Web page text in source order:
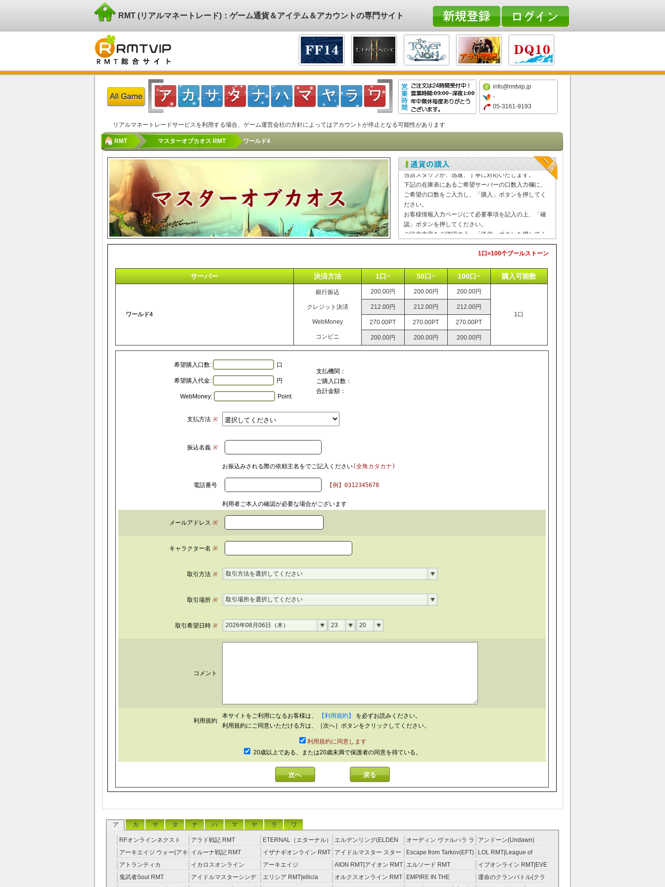
RMT (リアルマネートレード)：ゲーム通貨＆アイテム＆アカウントの専門サイト
info@rmtvip.jp
-
05-3161-9193
リアルマネートレードサービスを利用する場合、ゲーム運営会社の方針によってはアカウントが停止となる可能性があります
RMT マスターオブカオス RMT
ワールド4
マスターオブカオス RMT通貨の購入ゲームをプレイ
中、通貨が足りないと思ったら、是非ご利用下さい。
当店スタッフが、迅速、丁寧に対応いたします。
下記の在庫表にあるご希望サーバーの口数入力欄に、
ご希望の口数をご入力し、「購入」ボタンを押してく
ださい。
お客様情報入力ページにて必要事項を記入の上、「確
認」ボタンを押してください。
ご注文内容をご確認の上、「送信」ボタンを押してく
ださい。
完了後、まず自動返信メールが届き、10分以内にご注
お支払いの確認が取れましたら、ご予定の日時にトレ
ードにお伺いいたします。
1口=100个ブールストーン
サーバー 決済方法 1口~ 50口~ 100口~ 購入可能数
ワールド4
銀行振込
クレジット決済
WebMoney
コンビニ
200.00円 200.00円 200.00円
1口
212.00円 212.00円 212.00円
270.00PT 270.00PT 270.00PT
200.00円 200.00円 200.00円
希望購入口数:
口
支払機関：
ご購入口数：
合計金額：
希望購入代金: 円
WebMoney: Point
支払方法※
振込名義※
お振込みされる際の依頼主名をでご記入ください(全角カタカナ)
電話番号 【例】0312345678
利用者ご本人の確認が必要な場合がございます
メールアドレス ※
キャラクター名 ※
取引方法※ 取引方法を選択してください
取引場所※ 取引場所を選択してください
取引希望日時※ 2026年08月06日（木） 23 20
コメント
利用規約
本サイトをご利用になるお客様は、 【利用規約】
を必ずお読みください。
利用規約にご同意いただける方は、［次へ］ボタンをクリックしてください。
利用規約に同意します
20歳以上である、または20歳未満で保護者の同意を得ている。
ア カ サ タ ナ ハ マ ヤ ラ ワ
RFオンラインネクスト
RMT
アラド戦記 RMT
ETERNAL（エターナル）
RMT
エルデンリング(ELDEN
RING) RMT
オーディン ヴァルハラ ラ
イジング RMT
アンドーン(Undawn)
RMT
アーキエイジ ウォー(アキ
ウオ) RMT
イルーナ戦記 RMT イザナギオンライン RMT
アイドルマスター スター
ライトステージ RMT
Escape from Tarkov(EFT)
RMT
LOL RMT|League of
Legends RMT
アトランティカ
RMT|Atlantica RMT
イカロスオンライン
RMT（予約制）
アーキエイジ
RMT|ArcheAge RMT（予
約制）
AION RMT|アイオン RMT エルソード RMT
イブオンライン RMT|EVE
RMT
鬼武者Soul RMT
アイドルマスターシンデ
エリシア RMT|ellicia
オルクスオンライン RMT
EMPIRE IN THE
運命のクランバトル(クラ